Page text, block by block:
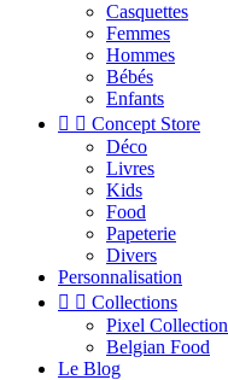
Casquettes
Femmes
Hommes
Bébés
Enfants
  Concept Store
Déco
Livres
Kids
Food
Papeterie
Divers
Personnalisation
  Collections
Pixel Collection
Belgian Food
Le Blog